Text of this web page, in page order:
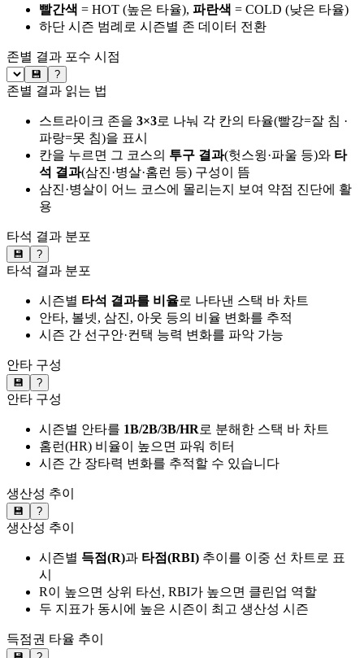
빨간색 = HOT (높은 타율), 파란색 = COLD (낮은 타율)
하단 시즌 범례로 시즌별 존 데이터 전환
존별 결과 포수 시점
💾 ?
존별 결과 읽는 법
스트라이크 존을 3×3로 나눠 각 칸의 타율(빨강=잘 침 ·
파랑=못 침)을 표시
칸을 누르면 그 코스의 투구 결과(헛스윙·파울 등)와 타
석 결과(삼진·병살·홈런 등) 구성이 뜸
삼진·병살이 어느 코스에 몰리는지 보여 약점 진단에 활
용
타석 결과 분포
💾 ?
타석 결과 분포
시즌별 타석 결과를 비율로 나타낸 스택 바 차트
안타, 볼넷, 삼진, 아웃 등의 비율 변화를 추적
시즌 간 선구안·컨택 능력 변화를 파악 가능
안타 구성
💾 ?
안타 구성
시즌별 안타를 1B/2B/3B/HR로 분해한 스택 바 차트
홈런(HR) 비율이 높으면 파워 히터
시즌 간 장타력 변화를 추적할 수 있습니다
생산성 추이
💾 ?
생산성 추이
시즌별 득점(R)과 타점(RBI) 추이를 이중 선 차트로 표
시
R이 높으면 상위 타선, RBI가 높으면 클린업 역할
두 지표가 동시에 높은 시즌이 최고 생산성 시즌
득점권 타율 추이